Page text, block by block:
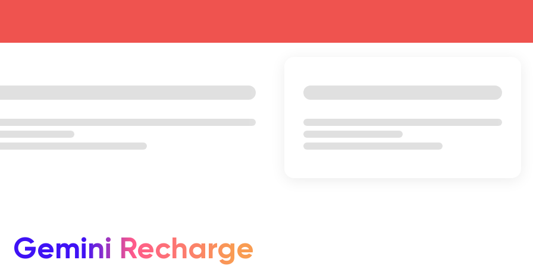
Gemini Recharge